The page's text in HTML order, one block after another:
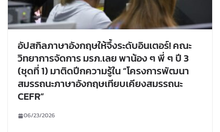
อัปสกิลภาษาอังกฤษให้จึ้งระดับอินเตอร์! คณะ
วิทยาการจัดการ มรภ.เลย พาน้อง ๆ พี่ ๆ ปี 3
(ชุดที่ 1) มาติดปีกความรู้ใน “โครงการพัฒนา
สมรรถนะภาษาอังกฤษเทียบเคียงสมรรถนะ
CEFR”
06/23/2026